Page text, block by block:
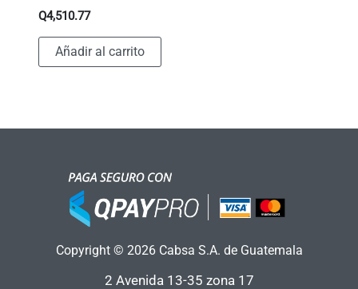
Q4,510.77
Añadir al carrito
Copyright © 2026 Cabsa S.A. de Guatemala
2 Avenida 13-35 zona 17